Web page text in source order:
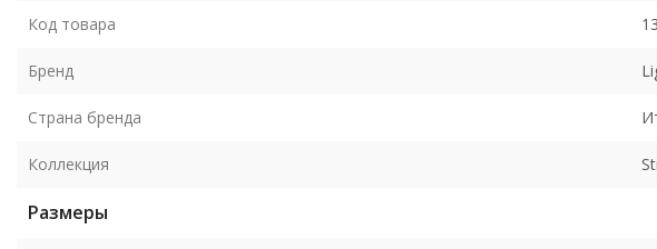
Код товара
Бренд
Страна бренда
Коллекция
Размеры